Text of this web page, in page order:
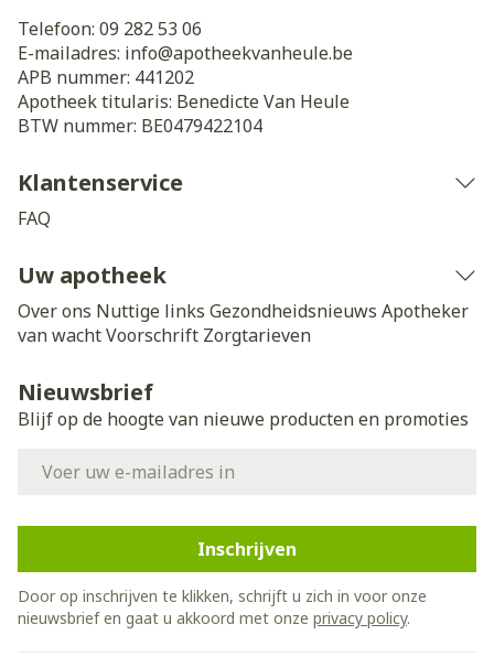
Telefoon: 09 282 53 06
E-mailadres: info@apotheekvanheule.be
APB nummer: 441202
Apotheek titularis: Benedicte Van Heule
BTW nummer: BE0479422104
Klantenservice
FAQ
Uw apotheek
Over ons Nuttige links Gezondheidsnieuws Apotheker
van wachtVoorschrift Zorgtarieven
Nieuwsbrief
Blijf op de hoogte van nieuwe producten en promoties
Inschrijven
Door op inschrijven te klikken, schrijft u zich in voor onze
nieuwsbrief en gaat u akkoord met onze privacy policy.